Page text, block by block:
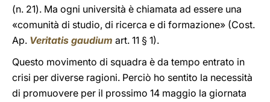
(n. 21). Ma ogni università è chiamata ad essere una
«comunità di studio, di ricerca e di formazione» (Cost.
Ap. Veritatis gaudium art. 11 § 1).
Questo movimento di squadra è da tempo entrato in
crisi per diverse ragioni. Perciò ho sentito la necessità
di promuovere per il prossimo 14 maggio la giornata